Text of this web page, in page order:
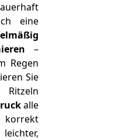
eine
–
Regen
Sie
alle